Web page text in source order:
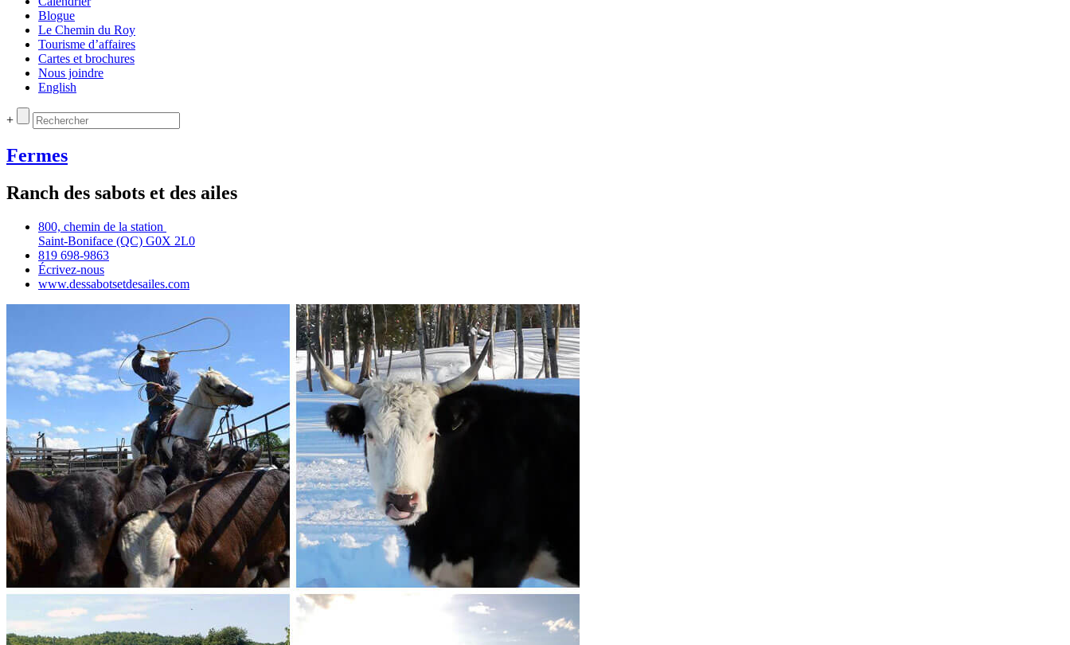
Blogue
Le Chemin du Roy
Tourisme d’affaires
Cartes et brochures
Nous joindre
English
+
Fermes
Ranch des sabots et des ailes
800, chemin de la station
Saint‑Boniface (QC) G0X 2L0
819 698‑9863
Écrivez‑nous
www.dessabotsetdesailes.com